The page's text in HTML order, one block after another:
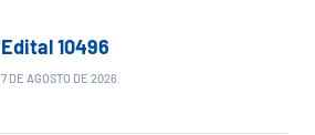
Edital 10496
7 DE AGOSTO DE 2026